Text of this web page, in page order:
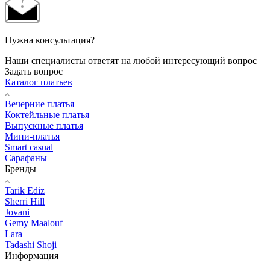
Нужна консультация?
Наши специалисты ответят на любой интересующий вопрос
Задать вопрос
Каталог платьев
Вечерние платья
Коктейльные платья
Выпускные платья
Мини-платья
Smart casual
Сарафаны
Бренды
Tarik Ediz
Sherri Hill
Jovani
Gemy Maalouf
Lara
Tadashi Shoji
Информация